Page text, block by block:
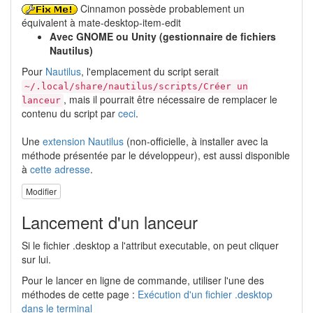
Cinnamon possède probablement un
équivalent à mate-desktop-item-edit
Avec GNOME ou Unity (gestionnaire de fichiers
Nautilus)
Pour Nautilus, l'emplacement du script serait
~/.local/share/nautilus/scripts/Créer un
lanceur , mais il pourrait être nécessaire de remplacer le
contenu du script par ceci.
Une extension Nautilus (non-officielle, à installer avec la
méthode présentée par le développeur), est aussi disponible
à cette adresse.
Modifier
Lancement d'un lanceur
Si le fichier .desktop a l'attribut executable, on peut cliquer
sur lui.
Pour le lancer en ligne de commande, utiliser l'une des
méthodes de cette page : Exécution d'un fichier .desktop
dans le terminal